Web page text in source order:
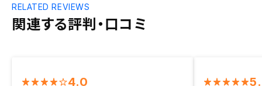
関連する評判・口コミ
RELATED REVIEWS
4.0